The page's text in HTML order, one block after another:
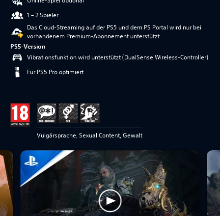
1 – 2 Spieler
Das Cloud-Streaming auf der PS5 und dem PS Portal wird nur bei
vorhandenem Premium-Abonnement unterstützt
PS5-Version
Vibrationsfunktion wird unterstützt (DualSense Wireless-Controller)
Für PS5 Pro optimiert
Vulgärsprache, Sexual Content, Gewalt